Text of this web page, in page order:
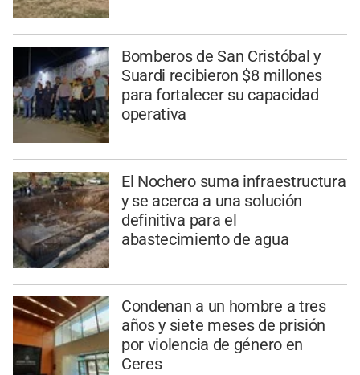
Bomberos de San Cristóbal y
Suardi recibieron $8 millones
para fortalecer su capacidad
operativa
El Nochero suma infraestructura
y se acerca a una solución
definitiva para el
abastecimiento de agua
Condenan a un hombre a tres
años y siete meses de prisión
por violencia de género en
Ceres